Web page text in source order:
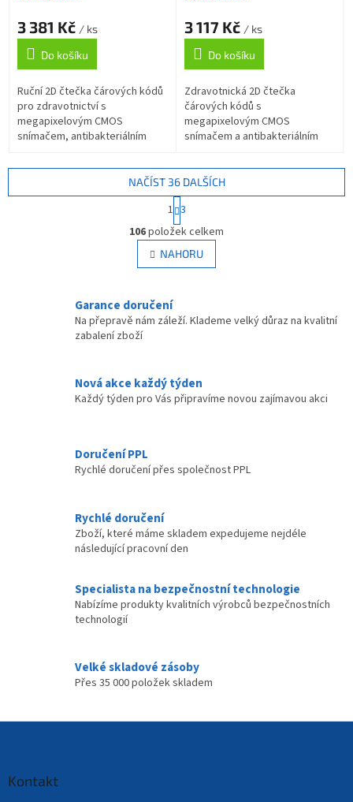
3 381 Kč / ks
Do košíku
Ruční 2D čtečka čárových kódů
pro zdravotnictví s
megapixelovým CMOS
snímačem, antibakteriálním
Podporuje 1D i 2D kódy, USB
rozhraní, včetně skládacího...
3 117 Kč / ks
Do košíku
Zdravotnická 2D čtečka
čárových kódů s
megapixelovým CMOS
snímačem a antibakteriálním
kódů, automatické snímání
Autosense, odolnost IP52,
duální rozhraní...
O
v
l
á
c
í
v
k
y
i
s
NAČÍST 36 DALŠÍCH
S
t
r
á
n
k
n
1 3
106položek celkem
NAHORU
Garance doručení
Na přepravě nám záleží. Klademe velký důraz na kvalitní
zabalení zboží
Nová akce každý týden
Každý týden pro Vás připravíme novou zajímavou akci
Doručení PPL
Rychlé doručení přes společnost PPL
Rychlé doručení
Zboží, které máme skladem expedujeme nejdéle
následující pracovní den
Specialista na bezpečnostní technologie
Nabízíme produkty kvalitních výrobců bezpečnostních
technologií
Velké skladové zásoby
Přes 35 000 položek skladem
Kontakt